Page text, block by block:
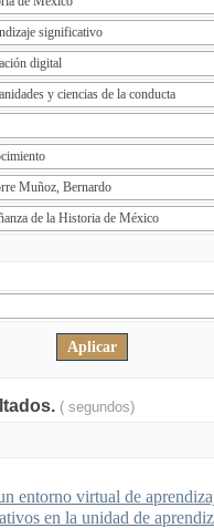
( segundos)
entorno virtual de
en la unidad de